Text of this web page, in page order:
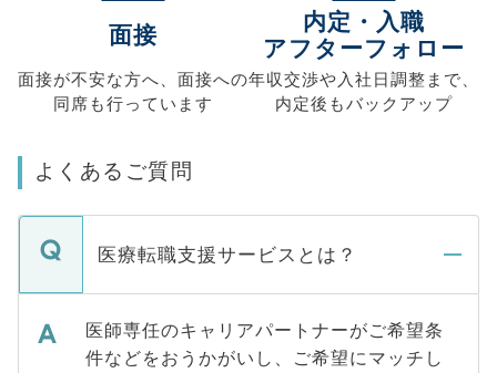
面接
面接が不安な方へ、 面接への
同席も行っています
内定・入職
アフターフォロー
年収交渉や入社日調整まで、
内定後もバックアップ
よくあるご質問
医療転職支援サービスとは？
医師専任のキャリアパートナーがご希望条
件などをおうかがいし、ご希望にマッチし